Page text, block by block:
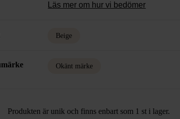
Läs mer om hur vi bedömer
Beige
Okänt märke
Produkten är unik och finns enbart som 1 st i lager.